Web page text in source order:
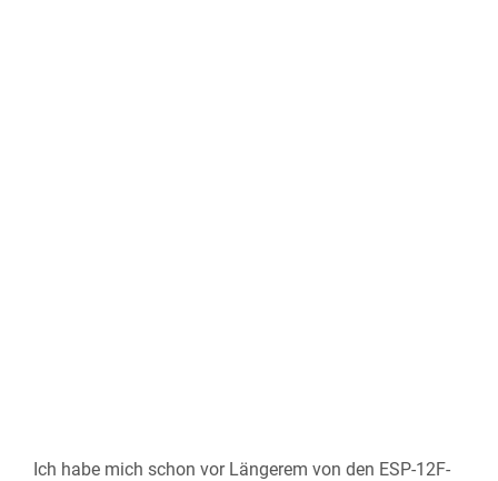
Ich habe mich schon vor Längerem von den ESP-12F-